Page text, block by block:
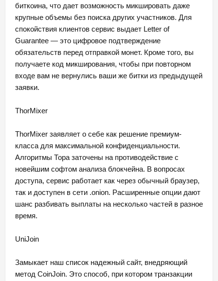
биткоина, что дает возможность микшировать даже
крупные объемы без поиска других участников. Для
спокойствия клиентов сервис выдает Letter of
Guarantee — это цифровое подтверждение
обязательств перед отправкой монет. Кроме того, вы
получаете код микширования, чтобы при повторном
входе вам не вернулись ваши же битки из предыдущей
заявки.
ThorMixer
ThorMixer заявляет о себе как решение премиум-
класса для максимальной конфиденциальности.
Алгоритмы Тора заточены на противодействие с
новейшим софтом анализа блокчейна. В вопросах
доступа, сервис работает как через обычный браузер,
так и доступен в сети .onion. Расширенные опции дают
шанс разбивать выплаты на несколько частей в разное
время.
UniJoin
Замыкает наш список надежный сайт, внедряющий
метод CoinJoin. Это способ, при котором транзакции